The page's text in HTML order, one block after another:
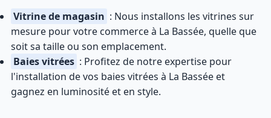
Vitrine de magasin : Nous installons les vitrines sur
mesure pour votre commerce à La Bassée, quelle que
soit sa taille ou son emplacement.
Baies vitrées : Profitez de notre expertise pour
l'installation de vos baies vitrées à La Bassée et
gagnez en luminosité et en style.